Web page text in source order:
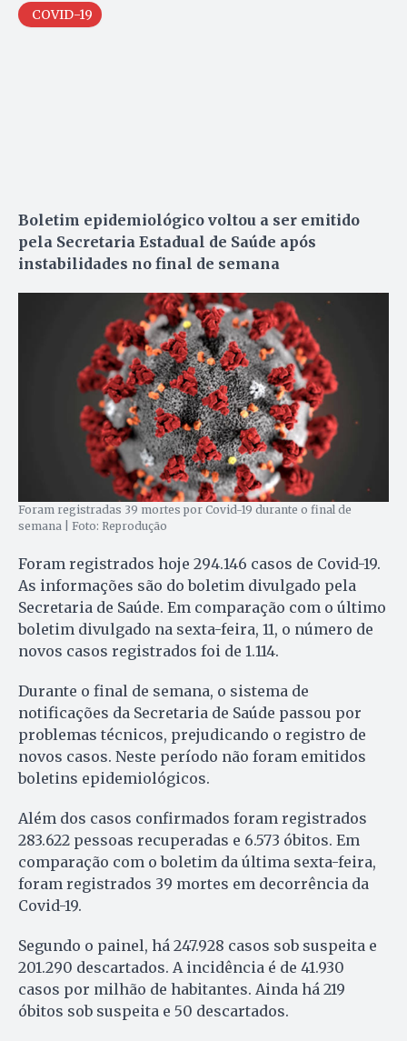
COVID-19
Boletim epidemiológico voltou a ser emitido
pela Secretaria Estadual de Saúde após
instabilidades no final de semana
Foram registradas 39 mortes por Covid-19 durante o final de
semana | Foto: Reprodução
Foram registrados hoje 294.146 casos de Covid-19.
As informações são do boletim divulgado pela
Secretaria de Saúde. Em comparação com o último
boletim divulgado na sexta-feira, 11, o número de
novos casos registrados foi de 1.114.
Durante o final de semana, o sistema de
notificações da Secretaria de Saúde passou por
problemas técnicos, prejudicando o registro de
novos casos. Neste período não foram emitidos
boletins epidemiológicos.
Além dos casos confirmados foram registrados
283.622 pessoas recuperadas e 6.573 óbitos. Em
comparação com o boletim da última sexta-feira,
foram registrados 39 mortes em decorrência da
Covid-19.
Segundo o painel, há 247.928 casos sob suspeita e
201.290 descartados. A incidência é de 41.930
casos por milhão de habitantes. Ainda há 219
óbitos sob suspeita e 50 descartados.